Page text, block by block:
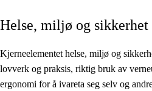
Kjerneelementer
Tverrfaglige temaer
Grunnleggende ferdigheter
Helse, miljø og sikkerhet
Kjerneelementet helse, miljø og
lovverk og praksis, riktig bruk av
ergonomi for å ivareta seg selv og